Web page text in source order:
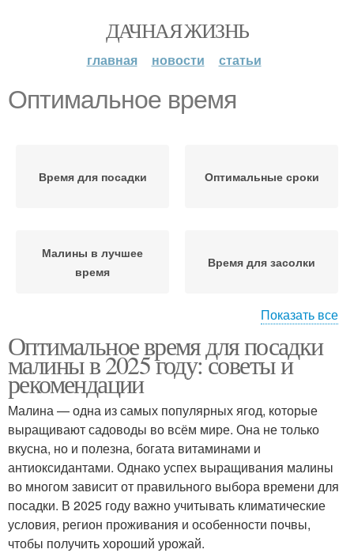
ДАЧНАЯ ЖИЗНЬ
главная новости статьи
Оптимальное время
Время для посадки Оптимальные сроки
Малины в лучшее
время
Время для засолки
Время для размножения
черенкования
Мультифлоры во время Мультифлор во время
Оптимальная схема
Оптимальное
расстояние
Показать все
Оптимальное время для посадки
малины в 2025 году: советы и
рекомендации
Малина — одна из самых популярных ягод, которые
выращивают садоводы во всём мире. Она не только
вкусна, но и полезна, богата витаминами и
антиоксидантами. Однако успех выращивания малины
во многом зависит от правильного выбора времени для
посадки. В 2025 году важно учитывать климатические
условия, регион проживания и особенности почвы,
чтобы получить хороший урожай.